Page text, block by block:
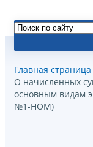
Главная страница
О начисленных
основным видам
№1-НОМ)